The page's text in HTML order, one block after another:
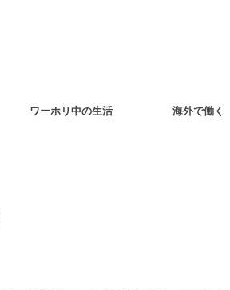
ワーホリ中の生活 海外で働く